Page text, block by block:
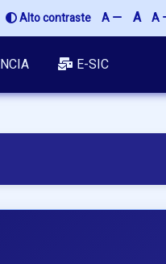
Alto contraste A A A
E-SIC